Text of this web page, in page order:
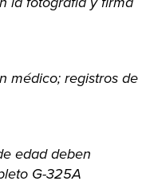
médico; registros de
edad deben
G-325A